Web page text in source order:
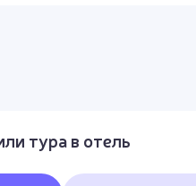
тура в отель